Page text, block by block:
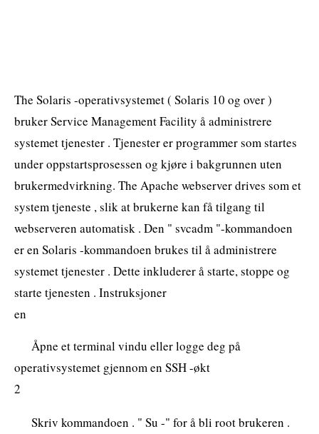
The Solaris -operativsystemet ( Solaris 10 og over )
bruker Service Management Facility å administrere
systemet tjenester . Tjenester er programmer som startes
under oppstartsprosessen og kjøre i bakgrunnen uten
brukermedvirkning. The Apache webserver drives som et
system tjeneste , slik at brukerne kan få tilgang til
webserveren automatisk . Den " svcadm "-kommandoen
er en Solaris -kommandoen brukes til å administrere
systemet tjenester . Dette inkluderer å starte, stoppe og
starte tjenesten . Instruksjoner
en
Åpne et terminal vindu eller logge deg på
operativsystemet gjennom en SSH -økt
2
Skriv kommandoen . " Su -" for å bli root brukeren .